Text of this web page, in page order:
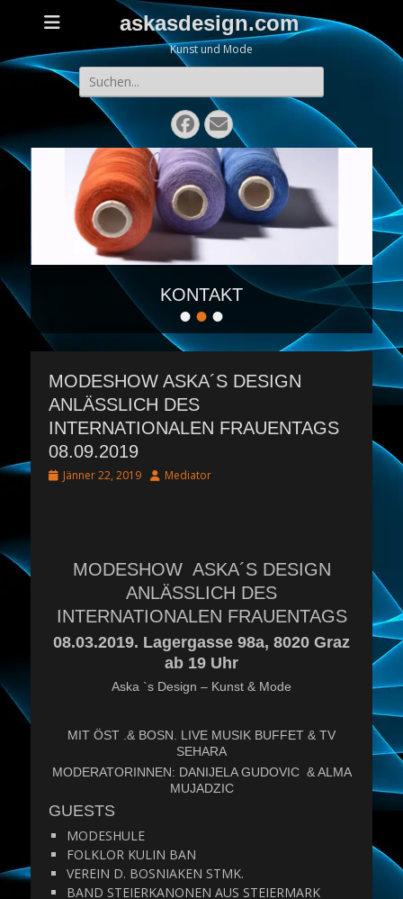
askasdesign.com
Kunst und Mode
Search
for:
Facebook
Email
•••
KONTAKT
on
By
Mediator
MODESHOW ASKA´S DESIGN
ANLÄSSLICH DES
INTERNATIONALEN FRAUENTAGS
08.09.2019
Posted
Jänner 22, 2019 AuthorMediator
MODESHOW ASKA´S DESIGN
ANLÄSSLICH DES
INTERNATIONALEN FRAUENTAGS
08.03.2019. Lagergasse 98a, 8020 Graz
ab 19 Uhr
Aska `s Design – Kunst & Mode
MIT ÖST .& BOSN. LIVE MUSIK BUFFET & TV
SEHARA
MODERATORINNEN: DANIJELA GUDOVIC & ALMA
MUJADZIC
GUESTS
MODESHULE
FOLKLOR KULIN BAN
VEREIN D. BOSNIAKEN STMK.
BAND STEIERKANONEN AUS STEIERMARK